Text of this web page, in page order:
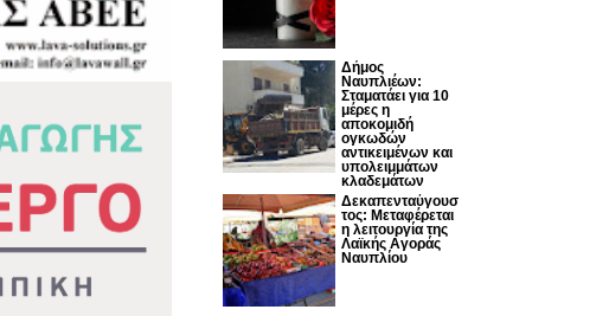
Δήμος
Ναυπλιέων:
Σταματάει για 10
μέρες η
αποκομιδή
ογκωδών
αντικειμένων και
υπολειμμάτων
κλαδεμάτων
Δεκαπενταύγουσ
τος: Μεταφέρεται
η λειτουργία της
Λαϊκής Αγοράς
Ναυπλίου